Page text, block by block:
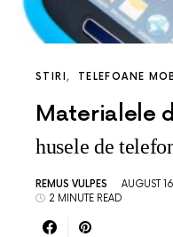
STIRI TELEFOANE
Materialele
husele de
REMUS VULPES AUGUST
2 MINUTE READ